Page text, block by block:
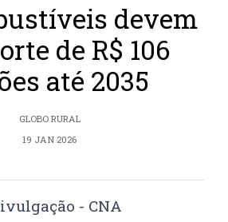
devem
de R$ 106
até 2035
GLOBO RURAL
19 JAN 2026